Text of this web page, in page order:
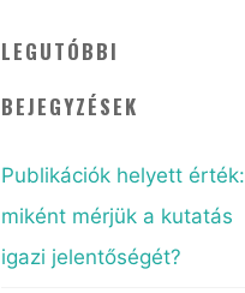
LEGUTÓBBI
BEJEGYZÉSEK
Publikációk helyett érték:
miként mérjük a kutatás
igazi jelentőségét?